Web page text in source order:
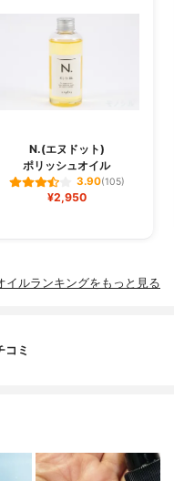
N.(エヌドット)
ポリッシュオイル
3.90(105)
¥2,950
イルランキングをもっと見る
コミ